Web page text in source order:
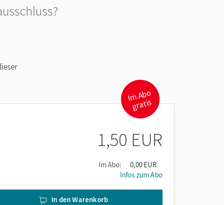
I
m
A
b
o
gr
atis
1,50 EUR
Im Abo:
0,00 EUR
Infos zum Abo
In den Warenkorb